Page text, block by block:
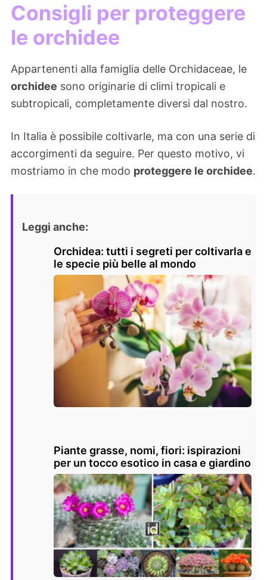
Consigli per proteggere
le orchidee
Appartenenti alla famiglia delle Orchidaceae, le
orchidee sono originarie di climi tropicali e
subtropicali, completamente diversi dal nostro.
In Italia è possibile coltivarle, ma con una serie di
accorgimenti da seguire. Per questo motivo, vi
mostriamo in che modo proteggere le orchidee.
Leggi anche:
Orchidea: tutti i segreti per coltivarla e
le specie più belle al mondo
Piante grasse, nomi, fiori: ispirazioni
per un tocco esotico in casa e giardino